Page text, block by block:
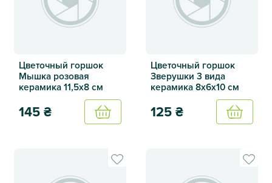
Цветочный горшок
Мышка розовая
керамика 11,5х8 см
145₴
Купить
Цветочный горшок
Зверушки 3 вида
керамика 8х6х10 см
125₴
Купить